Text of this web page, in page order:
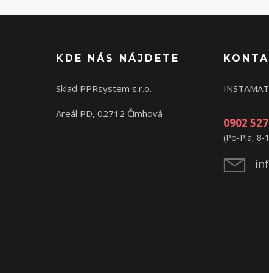
KDE NÁS NÁJDETE
Sklad PPRsystem s.r.o.
Areál PD, 02712 Čimhová
0902
(Po-Pia, 8-